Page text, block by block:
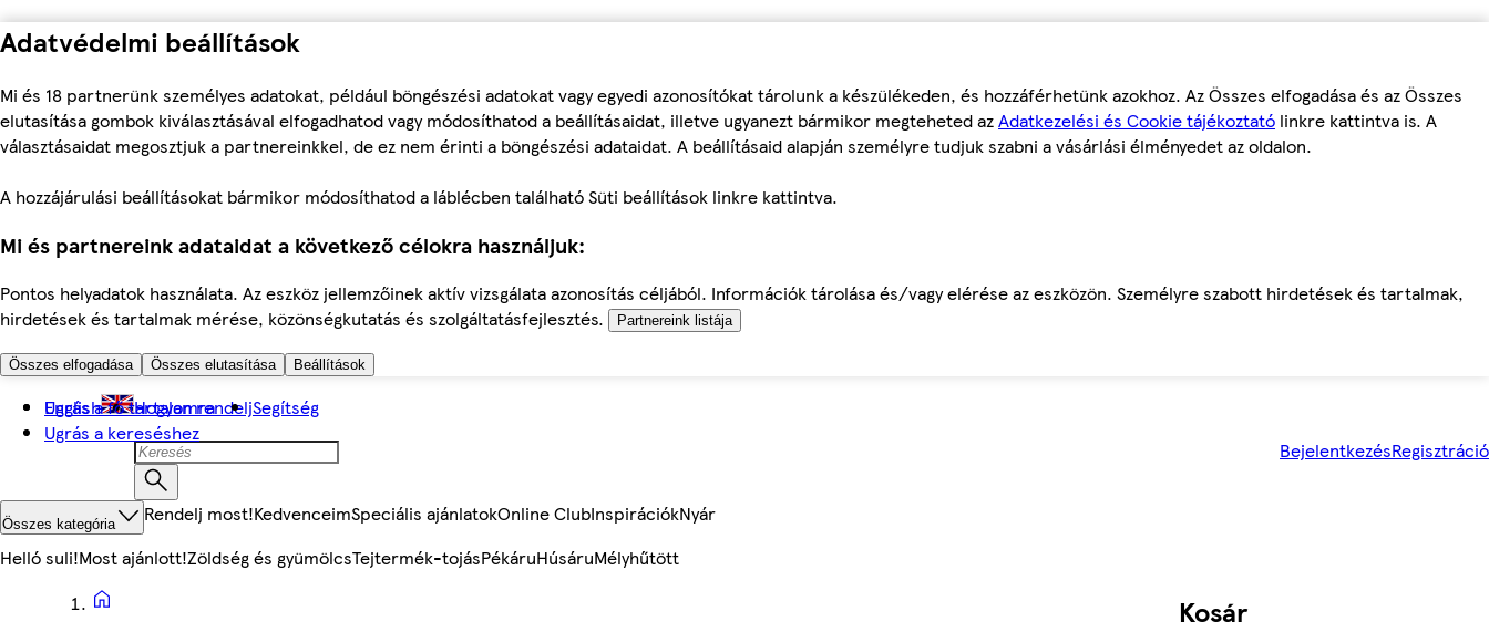
Adatvédelmi beállítások
Mi és 18 partnerünk személyes adatokat, például böngészési adatokat vagy egyedi azonosítókat tárolunk a készülékeden, és hozzáférhetünk azokhoz. Az Összes elfogadása és az Összes
elutasítása gombok kiválasztásával elfogadhatod vagy módosíthatod a beállításaidat, illetve ugyanezt bármikor megteheted azAdatkezelési és Cookie tájékoztató linkre kattintva is. A
választásaidat megosztjuk a partnereinkkel, de ez nem érinti a böngészési adataidat. A beállításaid alapján személyre tudjuk szabni a vásárlási élményedet az oldalon.
A hozzájárulási beállításokat bármikor módosíthatod a láblécben található Süti beállítások linkre kattintva.
Mi és partnereink adataidat a következő célokra használjuk:
Pontos helyadatok használata. Az eszköz jellemzőinek aktív vizsgálata azonosítás céljából. Információk tárolása és/vagy elérése az eszközön. Személyre szabott hirdetések és tartalmak,
hirdetések és tartalmak mérése, közönségkutatás és szolgáltatásfejlesztés.
Partnereink listája
Összes elfogadása Összes elutasítása Beállítások
Ugrás a fő tartalomra
Ugrás a kereséshez
English Hogyan rendeljSegítség
BejelentkezésRegisztráció
Összes kategória Rendelj most!KedvenceimSpeciális ajánlatokOnline ClubInspirációkNyár
Helló suli!Most ajánlott!Zöldség és gyümölcsTejtermék-tojásPékáruHúsáruMélyhűtött
Kosár